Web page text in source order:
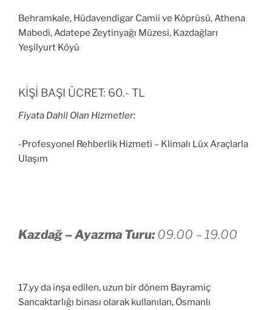
Behramkale, Hüdavendigar Camii ve Köprüsü, Athena
Mabedi, Adatepe Zeytinyağı Müzesi, Kazdağları
Yeşilyurt Köyü
KİŞİ BAŞI ÜCRET: 60.- TL
Fiyata Dahil Olan Hizmetler:
-Profesyonel Rehberlik Hizmeti – Klimalı Lüx Araçlarla
Ulaşım
Kazdağ – Ayazma Turu: 09.00 – 19.00
17.yy da inşa edilen, uzun bir dönem Bayramiç
Sancaktarlığı binası olarak kullanılan, Osmanlı